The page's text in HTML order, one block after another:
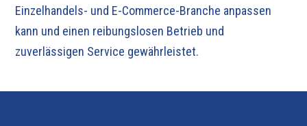
Einzelhandels- und E-Commerce-Branche anpassen
kann und einen reibungslosen Betrieb und
zuverlässigen Service gewährleistet.